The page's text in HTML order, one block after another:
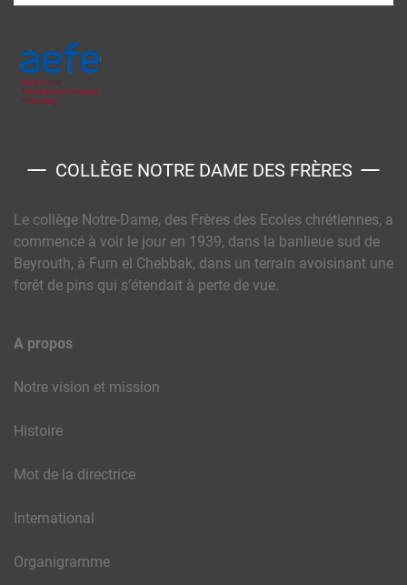
COLLÈGE NOTRE DAME DES FRÈRES
Le collège Notre-Dame, des Frères des Ecoles chrétiennes, a
commencé à voir le jour en 1939, dans la banlieue sud de
Beyrouth, à Furn el Chebbak, dans un terrain avoisinant une
forêt de pins qui s’étendait à perte de vue.
A propos
Notre vision et mission
Histoire
Mot de la directrice
International
Organigramme